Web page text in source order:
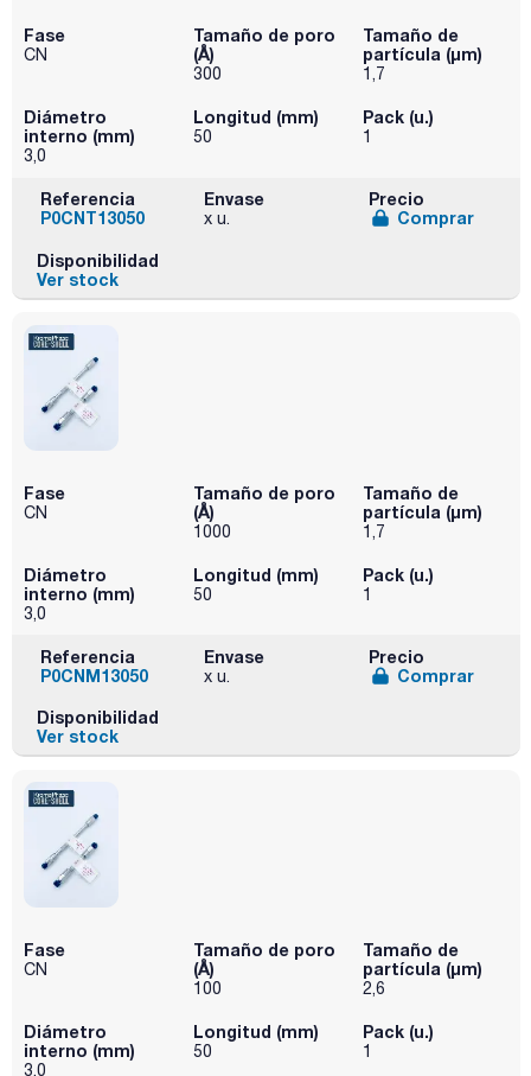
Fase
CN
Tamaño de poro
(Å)
300
Tamaño de
partícula (μm)
1,7
Diámetro
interno (mm)
3,0
Longitud (mm)
50
Pack (u.)
1
Referencia
P0CNT13050
Envase
x u.
Precio
Comprar
Disponibilidad
Ver stock
Fase
CN
Tamaño de poro
(Å)
1000
Tamaño de
partícula (μm)
1,7
Diámetro
interno (mm)
3,0
Longitud (mm)
50
Pack (u.)
1
Referencia
P0CNM13050
Envase
x u.
Precio
Comprar
Disponibilidad
Ver stock
Fase
CN
Tamaño de poro
(Å)
100
Tamaño de
partícula (μm)
2,6
Diámetro
interno (mm)
3,0
Longitud (mm)
50
Pack (u.)
1